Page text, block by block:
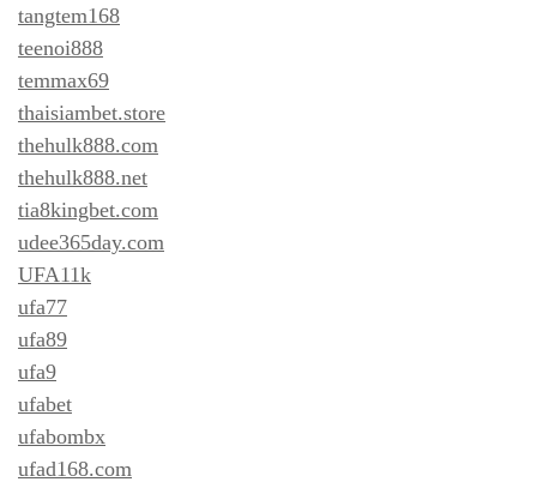
tangtem168
teenoi888
temmax69
thaisiambet.store
thehulk888.com
thehulk888.net
tia8kingbet.com
udee365day.com
UFA11k
ufa77
ufa89
ufa9
ufabet
ufabombx
ufad168.com